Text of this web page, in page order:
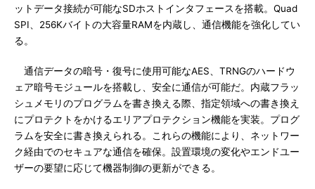
ットデータ接続が可能なSDホストインタフェースを搭載。Quad
SPI、256Kバイトの大容量RAMを内蔵し、通信機能を強化してい
る。
通信データの暗号・復号に使用可能なAES、TRNGのハードウ
ェア暗号モジュールを搭載し、安全に通信が可能だ。内蔵フラッ
シュメモリのプログラムを書き換える際、指定領域への書き換え
にプロテクトをかけるエリアプロテクション機能を実装。プログ
ラムを安全に書き換えられる。これらの機能により、ネットワー
ク経由でのセキュアな通信を確保。設置環境の変化やエンドユー
ザーの要望に応じて機器制御の更新ができる。